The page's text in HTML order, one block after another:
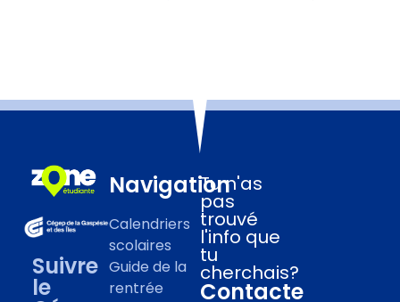
Suivre
le
Navigation
Calendriers
scolaires
Guide de la
rentrée
Tu n'as
pas
trouvé
l'info que
tu
cherchais?
Contacte